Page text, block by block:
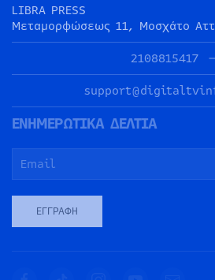
LIBRA PRESS
Μεταμορφώσεως 11, Μοσχάτο
2108815417
ΕΝΗΜΕΡΩΤΙΚΑ ΔΕΛΤΙΑ
ΕΓΓΡΑΦΉ